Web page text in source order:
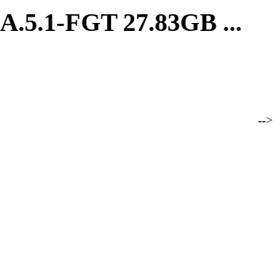
FGT 27.83GB ...
FGT 27.83GB -->